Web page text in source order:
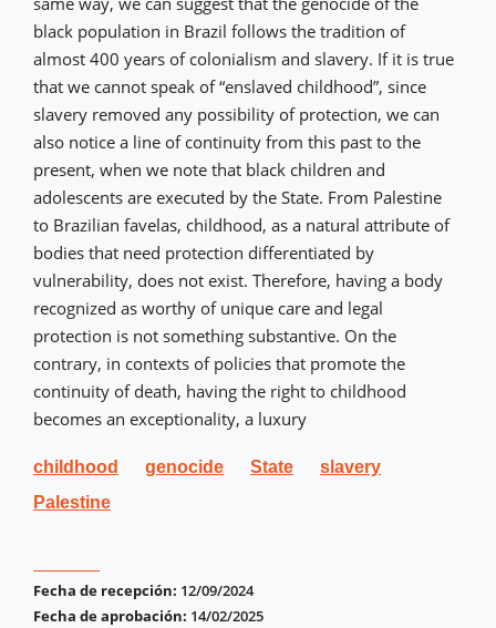
black population in Brazil follows the tradition of
almost 400 years of colonialism and slavery. If it is true
that we cannot speak of “enslaved childhood”, since
slavery removed any possibility of protection, we can
also notice a line of continuity from this past to the
present, when we note that black children and
adolescents are executed by the State. From Palestine
to Brazilian favelas, childhood, as a natural attribute of
bodies that need protection differentiated by
vulnerability, does not exist. Therefore, having a body
recognized as worthy of unique care and legal
protection is not something substantive. On the
contrary, in contexts of policies that promote the
continuity of death, having the right to childhood
becomes an exceptionality, a luxury
childhood genocide State
slavery
Palestine
Fecha de recepción: 12/09/2024
Fecha de aprobación: 14/02/2025